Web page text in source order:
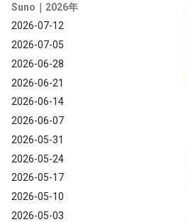
Suno｜2026年
2026-07-12
2026-07-05
2026-06-28
2026-06-21
2026-06-14
2026-06-07
2026-05-31
2026-05-24
2026-05-17
2026-05-10
2026-05-03